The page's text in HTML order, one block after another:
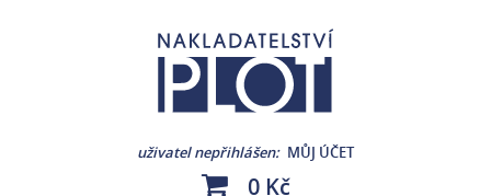
uživatel nepřihlášen MŮJ ÚČET
0 Kč